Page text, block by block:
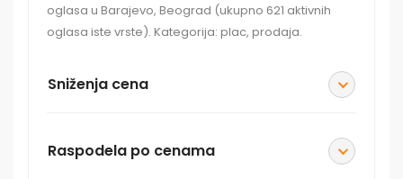
oglasa u Barajevo, Beograd (ukupno 621 aktivnih
oglasa iste vrste). Kategorija: plac, prodaja.
Sniženja cena
Raspodela po cenama